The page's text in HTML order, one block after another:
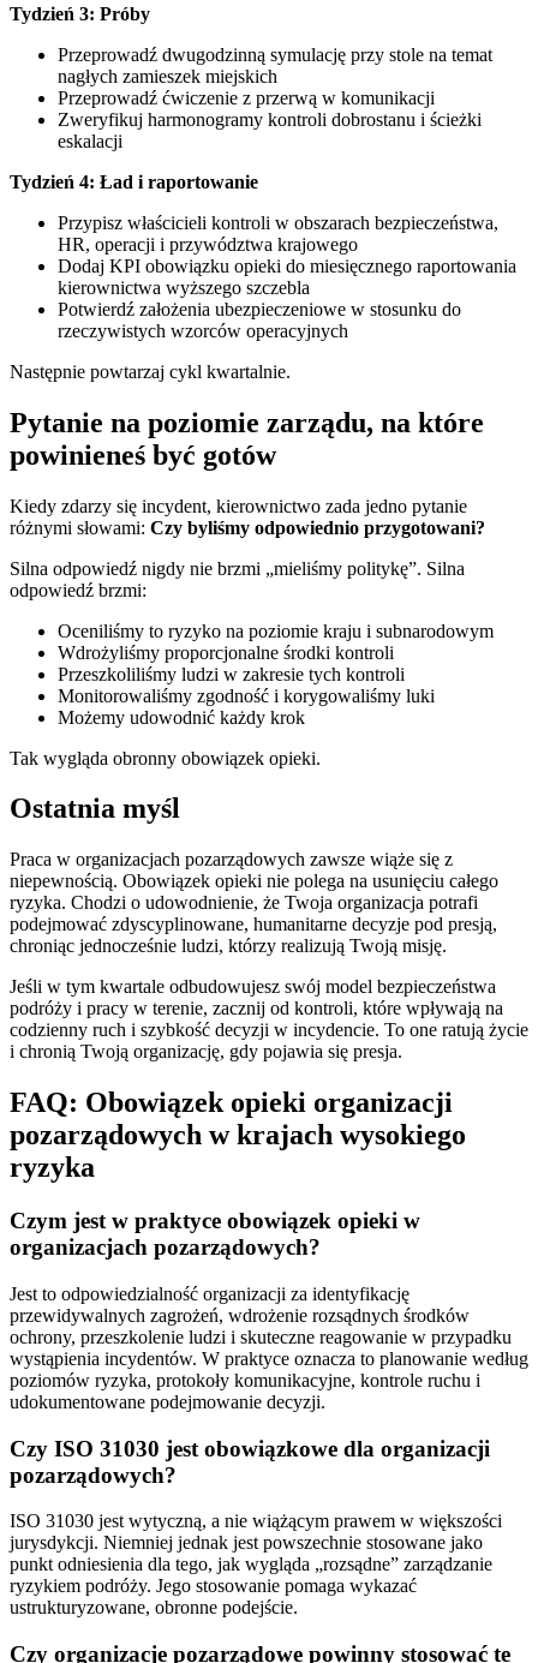
Tydzień 3: Próby
Przeprowadź dwugodzinną symulację przy stole na temat
nagłych zamieszek miejskich
Przeprowadź ćwiczenie z przerwą w komunikacji
Zweryfikuj harmonogramy kontroli dobrostanu i ścieżki
eskalacji
Tydzień 4: Ład i raportowanie
Przypisz właścicieli kontroli w obszarach bezpieczeństwa,
HR, operacji i przywództwa krajowego
Dodaj KPI obowiązku opieki do miesięcznego raportowania
kierownictwa wyższego szczebla
Potwierdź założenia ubezpieczeniowe w stosunku do
rzeczywistych wzorców operacyjnych
Następnie powtarzaj cykl kwartalnie.
Pytanie na poziomie zarządu, na które
powinieneś być gotów
Kiedy zdarzy się incydent, kierownictwo zada jedno pytanie
różnymi słowami: Czy byliśmy odpowiednio przygotowani?
Silna odpowiedź nigdy nie brzmi „mieliśmy politykę”. Silna
odpowiedź brzmi:
Oceniliśmy to ryzyko na poziomie kraju i subnarodowym
Wdrożyliśmy proporcjonalne środki kontroli
Przeszkoliliśmy ludzi w zakresie tych kontroli
Monitorowaliśmy zgodność i korygowaliśmy luki
Możemy udowodnić każdy krok
Tak wygląda obronny obowiązek opieki.
Ostatnia myśl
Praca w organizacjach pozarządowych zawsze wiąże się z
niepewnością. Obowiązek opieki nie polega na usunięciu całego
ryzyka. Chodzi o udowodnienie, że Twoja organizacja potrafi
podejmować zdyscyplinowane, humanitarne decyzje pod presją,
chroniąc jednocześnie ludzi, którzy realizują Twoją misję.
Jeśli w tym kwartale odbudowujesz swój model bezpieczeństwa
podróży i pracy w terenie, zacznij od kontroli, które wpływają na
codzienny ruch i szybkość decyzji w incydencie. To one ratują życie
i chronią Twoją organizację, gdy pojawia się presja.
FAQ: Obowiązek opieki organizacji
pozarządowych w krajach wysokiego
ryzyka
Czym jest w praktyce obowiązek opieki w
organizacjach pozarządowych?
Jest to odpowiedzialność organizacji za identyfikację
przewidywalnych zagrożeń, wdrożenie rozsądnych środków
ochrony, przeszkolenie ludzi i skuteczne reagowanie w przypadku
wystąpienia incydentów. W praktyce oznacza to planowanie według
poziomów ryzyka, protokoły komunikacyjne, kontrole ruchu i
udokumentowane podejmowanie decyzji.
Czy ISO 31030 jest obowiązkowe dla organizacji
pozarządowych?
ISO 31030 jest wytyczną, a nie wiążącym prawem w większości
jurysdykcji. Niemniej jednak jest powszechnie stosowane jako
punkt odniesienia dla tego, jak wygląda „rozsądne” zarządzanie
ryzykiem podróży. Jego stosowanie pomaga wykazać
ustrukturyzowane, obronne podejście.
Czy organizacje pozarządowe powinny stosować te